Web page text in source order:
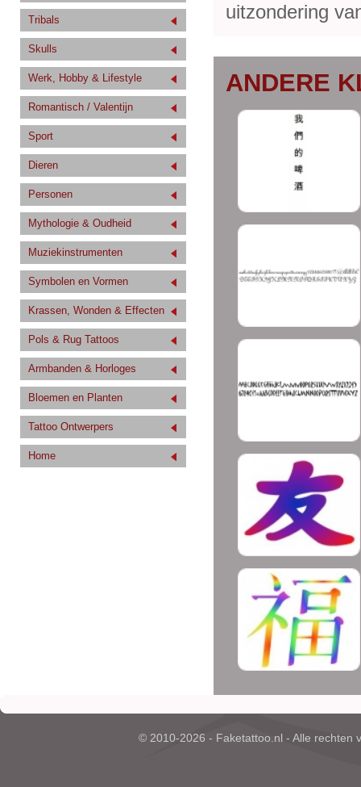
Tribals
Skulls
Werk, Hobby & Lifestyle
Romantisch / Valentijn
Sport
Dieren
Personen
Mythologie & Oudheid
Muziekinstrumenten
Symbolen en Vormen
Krassen, Wonden & Effecten
Pols & Rug Tattoos
Armbanden & Horloges
Bloemen en Planten
Tattoo Ontwerpers
Home
uitzondering
ANDERE
© 2010-2026 - Faketattoo.nl - Alle rechten